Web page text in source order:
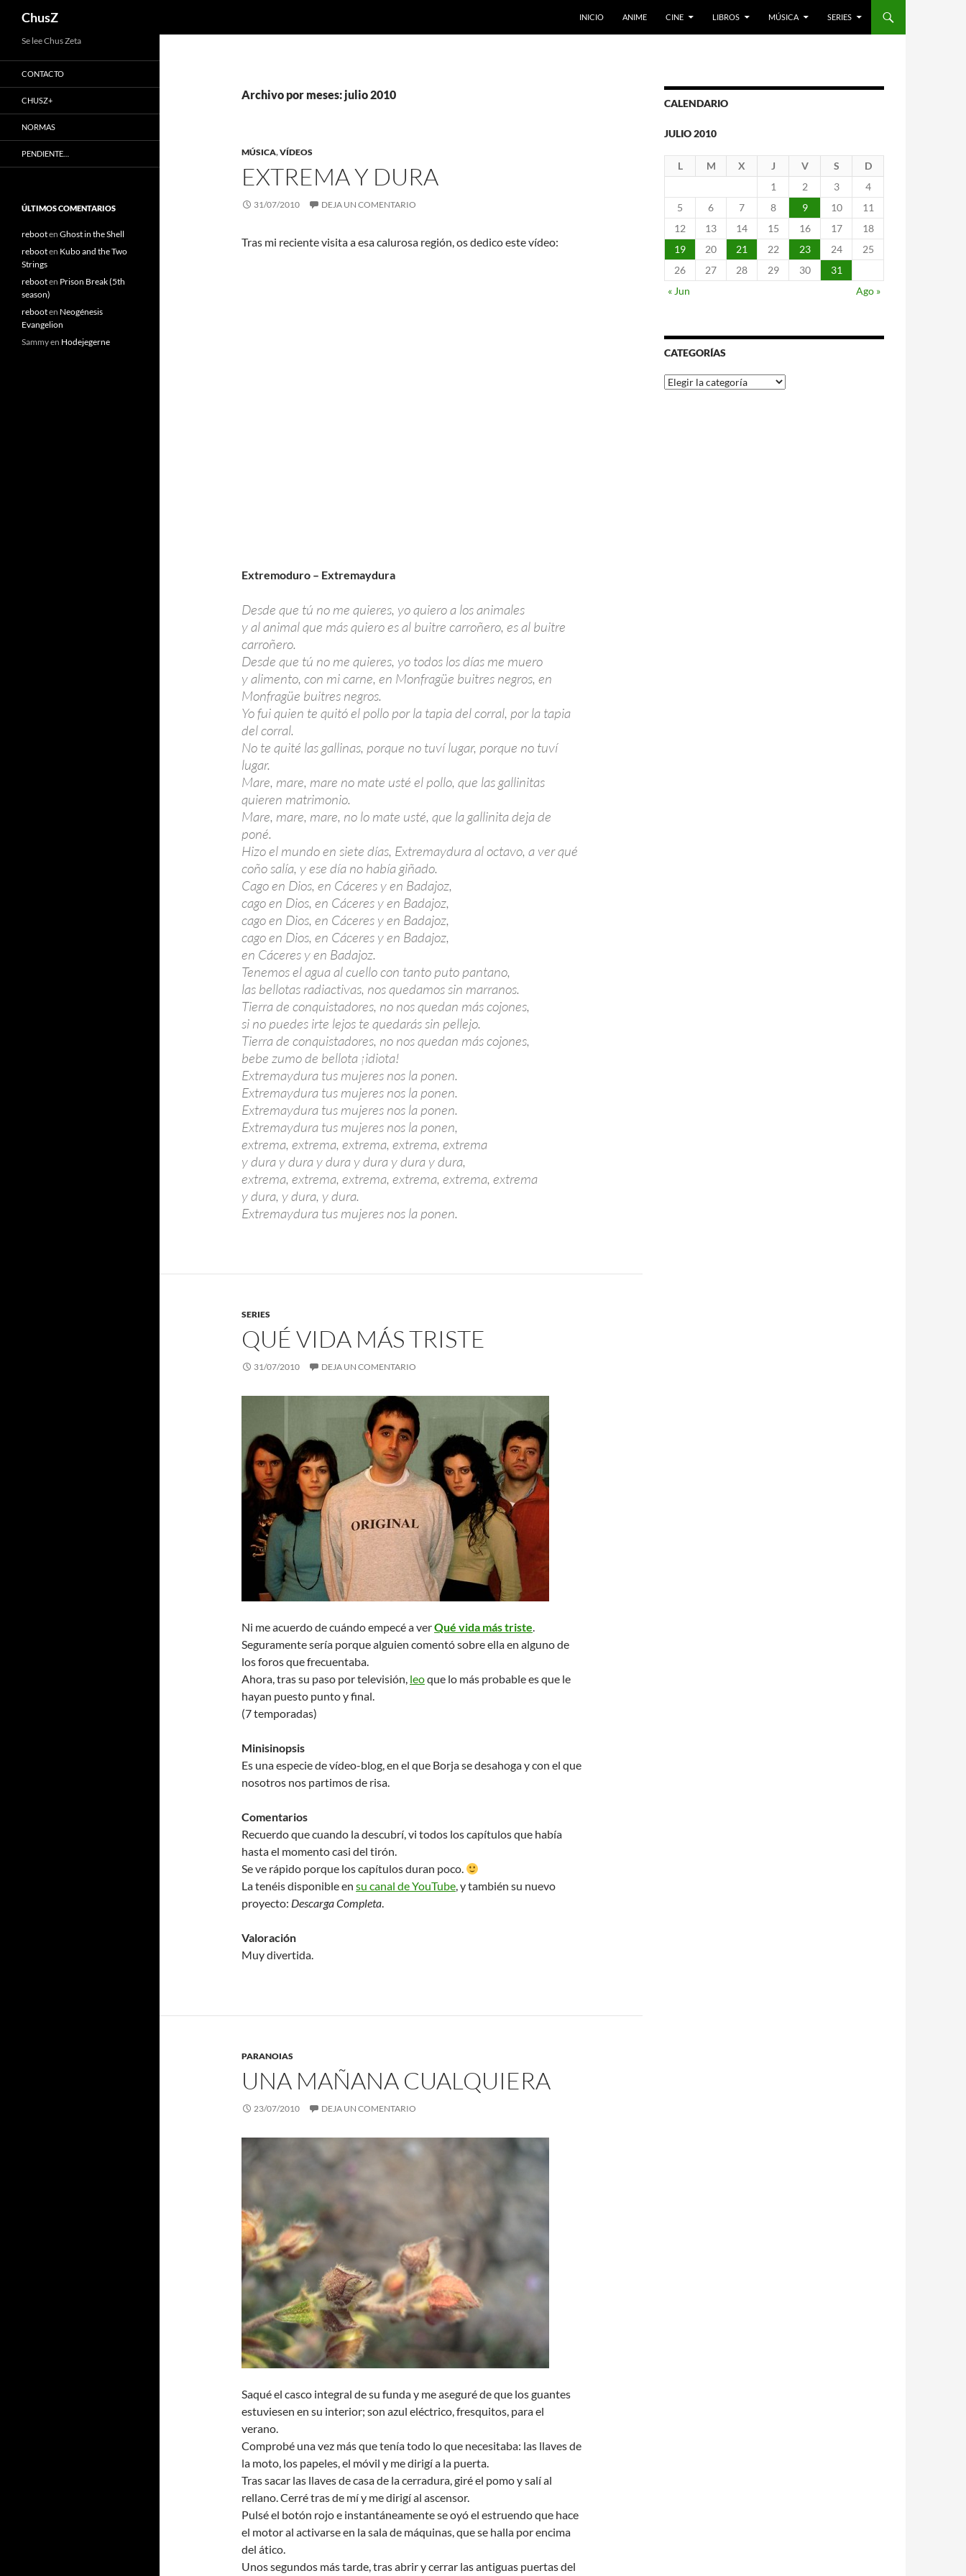
Saltar
al
contenido
ChusZ INICIO ANIME CINE LIBROS MÚSICA SERIES
Archivo por meses: julio 2010
MÚSICA,VÍDEOS
EXTREMA Y DURA
31/07/2010 DEJA UN COMENTARIO
Tras mi reciente visita a esa calurosa región, os dedico este vídeo:
Extremoduro – Extremaydura
Desde que tú no me quieres, yo quiero a los animales
y al animal que más quiero es al buitre carroñero, es al buitre
carroñero.
Desde que tú no me quieres, yo todos los días me muero
y alimento, con mi carne, en Monfragüe buitres negros, en
Monfragüe buitres negros.
Yo fui quien te quitó el pollo por la tapia del corral, por la tapia
del corral.
No te quité las gallinas, porque no tuví lugar, porque no tuví
lugar.
Mare, mare, mare no mate usté el pollo, que las gallinitas
quieren matrimonio.
Mare, mare, mare, no lo mate usté, que la gallinita deja de
poné.
Hizo el mundo en siete días, Extremaydura al octavo, a ver qué
coño salía, y ese día no había giñado.
Cago en Dios, en Cáceres y en Badajoz,
cago en Dios, en Cáceres y en Badajoz,
cago en Dios, en Cáceres y en Badajoz,
cago en Dios, en Cáceres y en Badajoz,
en Cáceres y en Badajoz.
Tenemos el agua al cuello con tanto puto pantano,
las bellotas radiactivas, nos quedamos sin marranos.
Tierra de conquistadores, no nos quedan más cojones,
si no puedes irte lejos te quedarás sin pellejo.
Tierra de conquistadores, no nos quedan más cojones,
bebe zumo de bellota ¡idiota!
Extremaydura tus mujeres nos la ponen.
Extremaydura tus mujeres nos la ponen.
Extremaydura tus mujeres nos la ponen.
Extremaydura tus mujeres nos la ponen,
extrema, extrema, extrema, extrema, extrema
y dura y dura y dura y dura y dura y dura,
extrema, extrema, extrema, extrema, extrema, extrema
y dura, y dura, y dura.
Extremaydura tus mujeres nos la ponen.
SERIES
QUÉ VIDA MÁS TRISTE
31/07/2010 DEJA UN COMENTARIO
Ni me acuerdo de cuándo empecé a verQué vida más triste.
Seguramente sería porque alguien comentó sobre ella en alguno de
los foros que frecuentaba.
Ahora, tras su paso por televisión, leoque lo más probable es que le
hayan puesto punto y final.
(7 temporadas)
Minisinopsis
Es una especie de vídeo-blog, en el que Borja se desahoga y con el que
nosotros nos partimos de risa.
Comentarios
Recuerdo que cuando la descubrí, vi todos los capítulos que había
hasta el momento casi del tirón.
Se ve rápido porque los capítulos duran poco.
La tenéis disponible en su canal de YouTube, y también su nuevo
proyecto: Descarga Completa.
Valoración
Muy divertida.
PARANOIAS
UNA MAÑANA CUALQUIERA
23/07/2010 DEJA UN COMENTARIO
Saqué el casco integral de su funda y me aseguré de que los guantes
estuviesen en su interior; son azul eléctrico, fresquitos, para el
verano.
Comprobé una vez más que tenía todo lo que necesitaba: las llaves de
la moto, los papeles, el móvil y me dirigí a la puerta.
Tras sacar las llaves de casa de la cerradura, giré el pomo y salí al
rellano. Cerré tras de mí y me dirigí al ascensor.
Pulsé el botón rojo e instantáneamente se oyó el estruendo que hace
el motor al activarse en la sala de máquinas, que se halla por encima
del ático.
Unos segundos más tarde, tras abrir y cerrar las antiguas puertas del
CALENDARIO
JULIO 2010
L M X J V S
D
1
2 3
4
5
6 7 8 9 10
11
12
13 14 15 16 17
18
19
20 21 22 23 24
25
26
27 28 29 30
31
« Jun
Ago »
CATEGORÍAS
Categorías
Se lee Chus Zeta
CONTACTO
CHUSZ+
NORMAS
PENDIENTE…
ÚLTIMOS COMENTARIOS
rebooten Ghost in the Shell
rebooten Kubo and the Two
Strings
rebooten Prison Break (5th
season)
rebooten Neogénesis
Evangelion
Sammyen Hodejegerne